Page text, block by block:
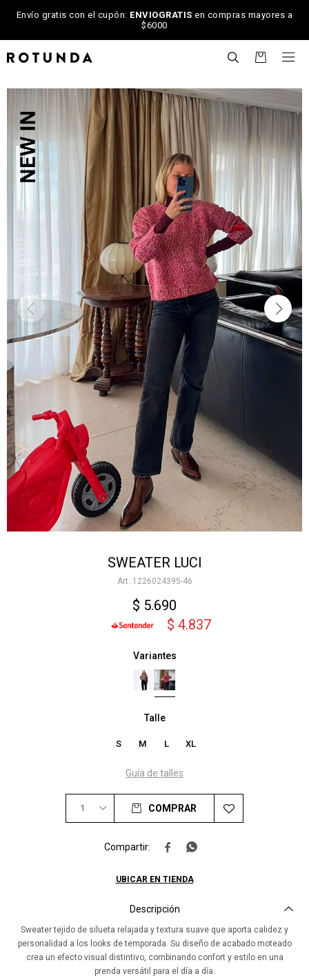
Envío gratis con el cupón: ENVIOGRATIS en compras mayores a
$6000

SWEATER LUCI
1226024395-46
$ 5.690
$ 4.837
Variantes
Talle
S M L XL
Guía de talles
1 COMPRAR
 
UBICAR EN TIENDA
Descripción
Sweater tejido de silueta relajada y textura suave que aporta calidez y
personalidad a los looks de temporada. Su diseño de acabado moteado
crea un efecto visual distintivo, combinando confort y estilo en una
prenda versátil para el día a día.
NOTIFICARME